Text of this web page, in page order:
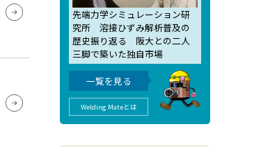
先端力学シミュレーション研
究所 溶接ひずみ解析普及の
歴史振り返る 阪大との二人
三脚で築いた独自市場
一覧を見る
Welding Mateとは